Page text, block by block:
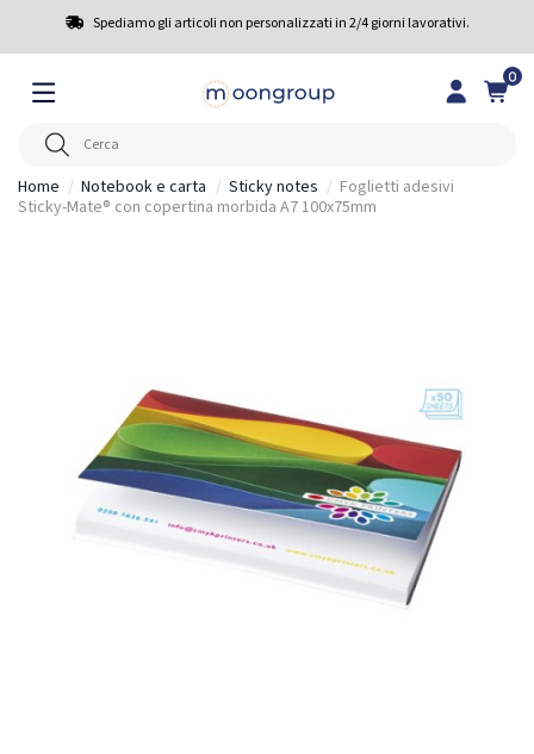
Spediamo gli articoli non personalizzati in 2/4 giorni lavorativi.
0
Home Notebook e carta Sticky notes
Foglietti adesivi
Sticky-Mate® con copertina morbida A7 100x75mm